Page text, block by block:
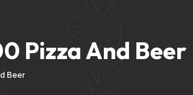
Pizza And Beer
Beer